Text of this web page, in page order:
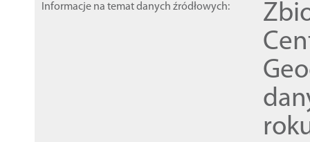
Informacje na temat danych źródłowych: